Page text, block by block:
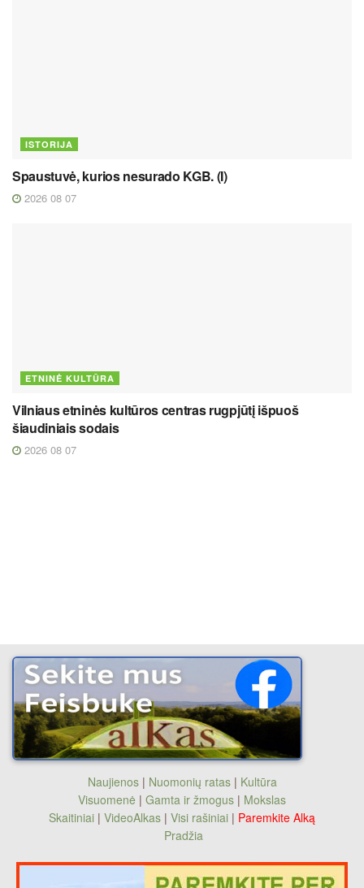
ISTORIJA
Spaustuvė, kurios nesurado KGB. (I)
2026 08 07
ETNINĖ KULTŪRA
Vilniaus etninės kultūros centras rugpjūtį išpuoš
šiaudiniais sodais
2026 08 07
Naujienos| Nuomonių ratas| Kultūra
Visuomenė | Gamta ir žmogus | Mokslas
Skaitiniai | VideoAlkas | Visi rašiniai | Paremkite Alką
Pradžia